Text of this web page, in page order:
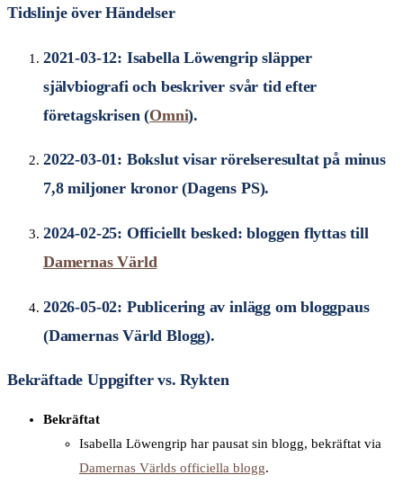
Tidslinje över Händelser
2021-03-12: Isabella Löwengrip släpper
självbiografi och beskriver svår tid efter
företagskrisen (Omni).
2022-03-01: Bokslut visar rörelseresultat på minus
7,8 miljoner kronor (Dagens PS).
2024-02-25: Officiellt besked: bloggen flyttas till
Damernas Värld
2026-05-02: Publicering av inlägg om bloggpaus
(Damernas Värld Blogg).
Bekräftade Uppgifter vs. Rykten
Bekräftat
Isabella Löwengrip har pausat sin blogg, bekräftat via
Damernas Världs officiella blogg.